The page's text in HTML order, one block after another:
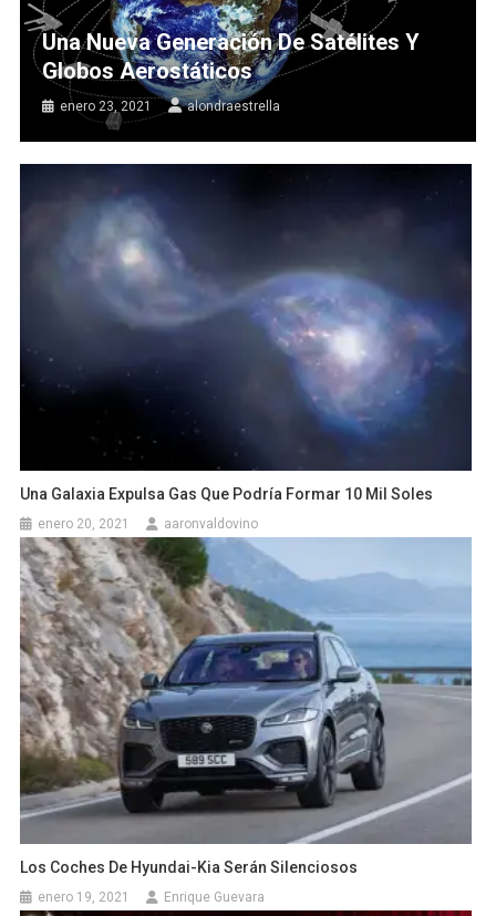
Una Nueva Generación De Satélites Y
Globos Aerostáticos
enero 23, 2021 alondraestrella
Una Galaxia Expulsa Gas Que Podría Formar 10 Mil Soles
enero 20, 2021 aaronvaldovino
Los Coches De Hyundai-Kia Serán Silenciosos
enero 19, 2021 Enrique Guevara